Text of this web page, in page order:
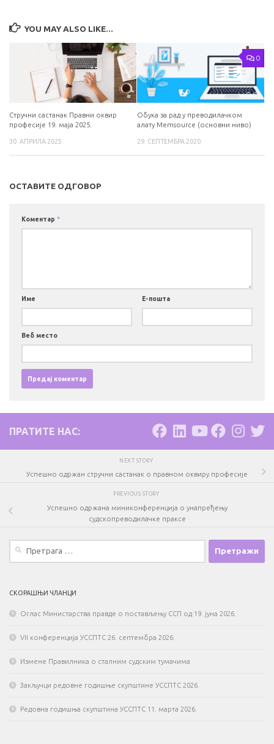
YOU MAY ALSO LIKE...
Стручни састанак Правни оквир
професије 19. маја 2025.
30. АПРИЛА 2025.
0
Обука за рад у преводилачком
алату Memsource (основни ниво)
29. СЕПТЕМБРА 2020.
ОСТАВИТЕ ОДГОВОР
Коментар *
Име Е-пошта
Веб место
ПРАТИТЕ НАС:
NEXT STORY
Успешно одржан стручни састанак о правном оквиру професије
PREVIOUS STORY
Успешно одржана миниконференција о унапређењу
судскопреводилачке праксе
СКОРАШЊИ ЧЛАНЦИ
Оглас Министарства правде о постављењу ССП од 19. јуна 2026.
VII конференција УССПТС 26. септембра 2026.
Измене Правилника о сталним судским тумачима
Закључци редовне годишње скупштине УССПТС 2026.
Редовна годишња скупштина УССПТС 11. марта 2026.